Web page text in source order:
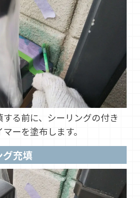
る前に、シーリングの付き
ーを塗布します。
充填